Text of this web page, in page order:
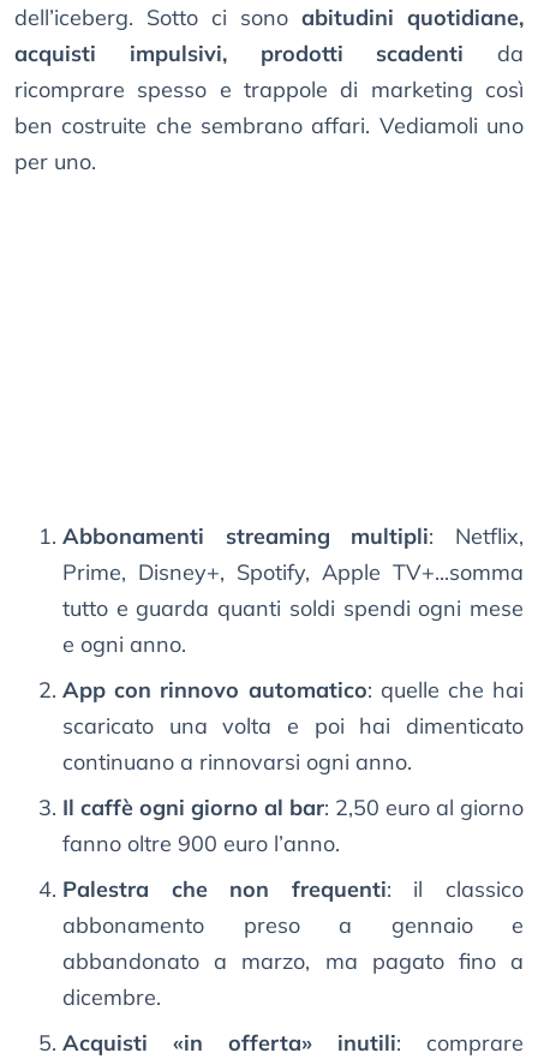
dell’iceberg. Sotto ci sono abitudini quotidiane,
acquisti impulsivi, prodotti scadenti da
ricomprare spesso e trappole di marketing così
ben costruite che sembrano affari. Vediamoli uno
per uno.
Abbonamenti streaming multipli: Netflix,
Prime, Disney+, Spotify, Apple TV+...somma
tutto e guarda quanti soldi spendi ogni mese
e ogni anno.
App con rinnovo automatico: quelle che hai
scaricato una volta e poi hai dimenticato
continuano a rinnovarsi ogni anno.
Il caffè ogni giorno al bar: 2,50 euro al giorno
fanno oltre 900 euro l’anno.
Palestra che non frequenti: il classico
abbonamento preso a gennaio e
abbandonato a marzo, ma pagato fino a
dicembre.
Acquisti «in offerta» inutili: comprare